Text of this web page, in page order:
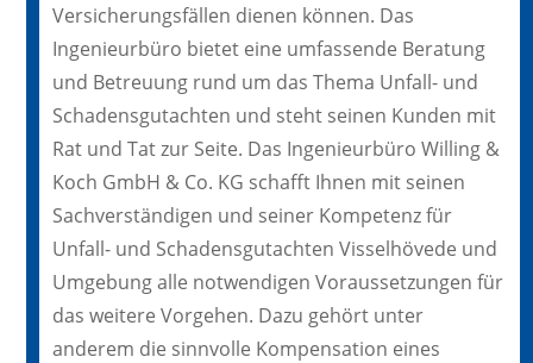
Versicherungsfällen dienen können. Das
Ingenieurbüro bietet eine umfassende Beratung
und Betreuung rund um das Thema Unfall- und
Schadensgutachten und steht seinen Kunden mit
Rat und Tat zur Seite. Das Ingenieurbüro Willing &
Koch GmbH & Co. KG schafft Ihnen mit seinen
Sachverständigen und seiner Kompetenz für
Unfall- und Schadensgutachten Visselhövede und
Umgebung alle notwendigen Voraussetzungen für
das weitere Vorgehen. Dazu gehört unter
anderem die sinnvolle Kompensation eines